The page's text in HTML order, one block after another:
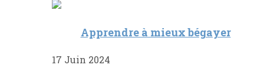
Apprendre à mieux bégayer
17 Juin 2024